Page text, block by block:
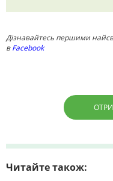
Дізнавайтесь першими
вFacebook
Читайте також: